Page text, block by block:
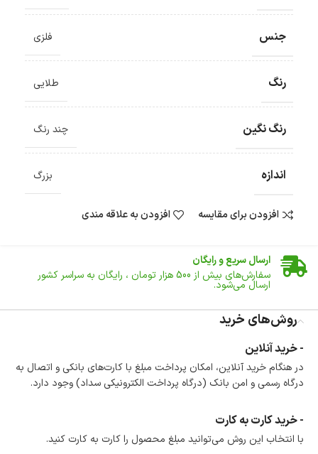
جنس فلزی
رنگ طلایی
رنگ نگین چند رنگ
اندازه بزرگ
افزودن برای مقایسه افزودن به علاقه مندی
ضمانت اصالت کالا
ارسال سریع و رایگان
سفارش‌های بیش از 500 هزار تومان ، رایگان به سراسر کشور
ارسال می‌شود.
تا 14 روز پس از تحویل کالا می‌توانید آن را برگشت دهید.
امکان پرداخت در محل
در هنگام خرید محصول، امکان انتخاب پرداخت در محل
وجود دارد.
امکان پرداخت اقساطی
است.
ضمانت اصالت کالا
گارانتی معتبر برای تمامی محصولات ارائه می‌شود.
روش‌های خرید
- خرید آنلاین
در هنگام خرید آنلاین، امکان پرداخت مبلغ با کارت‌های بانکی و اتصال به
درگاه رسمی و امن بانک (درگاه پرداخت الکترونیکی سداد) وجود دارد.
- خرید کارت به کارت
با انتخاب این روش می‌توانید مبلغ محصول را کارت به کارت کنید.